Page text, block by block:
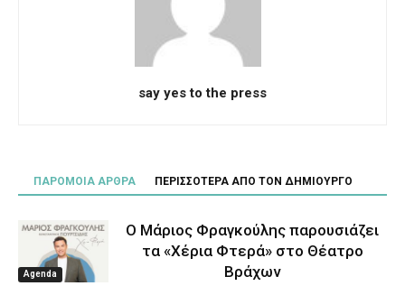
say yes to the press
ΠΑΡΟΜΟΙΑ ΑΡΘΡΑ ΠΕΡΙΣΣΟΤΕΡΑ ΑΠΟ ΤΟΝ ΔΗΜΙΟΥΡΓΟ
Agenda
Ο Μάριος Φραγκούλης παρουσιάζει
τα «Χέρια Φτερά» στο Θέατρο
Βράχων